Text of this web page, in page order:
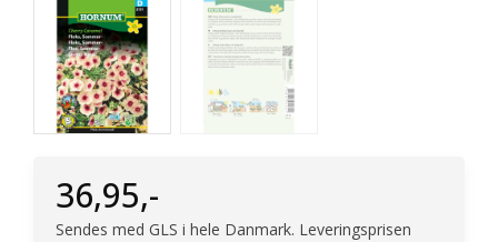
36,95,-
Sendes med GLS i hele Danmark. Leveringsprisen